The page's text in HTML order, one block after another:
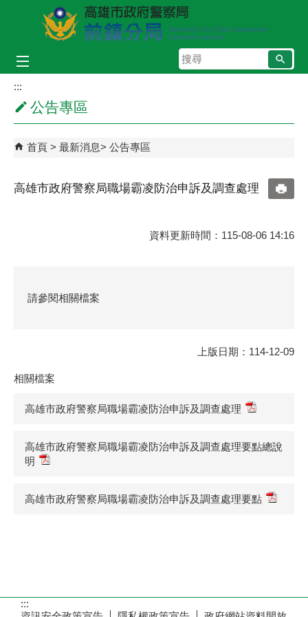
跳到主要內容區塊
搜
尋
:::
公告專區
首頁 最新消息 公告專區
高雄市政府警察局職場霸凌防治申訴及調查處理
資料更新時間：115-08-06 14:16
請參閱相關檔案
上版日期：114-12-09
相關檔案
高雄市政府警察局職場霸凌防治申訴及調查處理
高雄市政府警察局職場霸凌防治申訴及調查處理要點總說
明
高雄市政府警察局職場霸凌防治申訴及調查處理要點
:::